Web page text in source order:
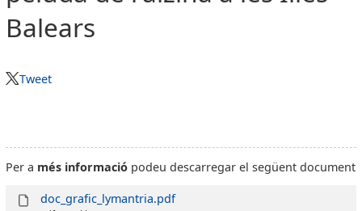
Balears
Tweet
Per a més informació podeu descarregar el següent document
doc_grafic_lymantria.pdf